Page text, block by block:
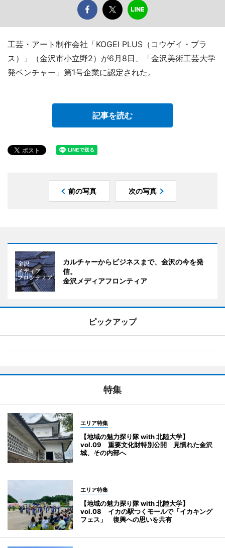
工芸・アート制作会社「KOGEI PLUS（コウゲイ・プラ
ス）」（金沢市小立野2）が6月8日、「金沢美術工芸大学
発ベンチャー」第1号企業に認定された。
記事を読む
前の写真 次の写真
カルチャーからビジネスまで、金沢の今を発
信。
金沢メディアフロンティア
ピックアップ
特集
エリア特集
【地域の魅力探り隊 with 北陸大学】
vol.09 重要文化財特別公開 見慣れた金沢
城、その内部へ
エリア特集
【地域の魅力探り隊 with 北陸大学】
vol.08 イカの駅つくモールで「イカキング
フェス」 復興への思いを共有